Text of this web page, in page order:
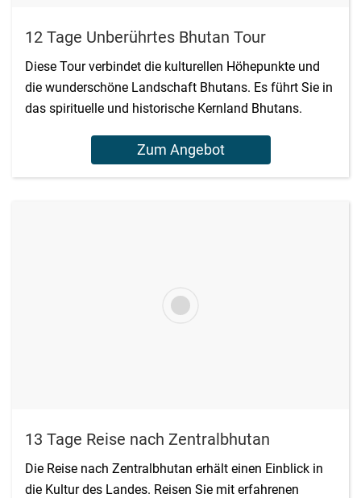
12 Tage Unberührtes Bhutan Tour
Diese Tour verbindet die kulturellen Höhepunkte und
die wunderschöne Landschaft Bhutans. Es führt Sie in
das spirituelle und historische Kernland Bhutans.
Zum Angebot
13 Tage Reise nach Zentralbhutan
Die Reise nach Zentralbhutan erhält einen Einblick in
die Kultur des Landes. Reisen Sie mit erfahrenen